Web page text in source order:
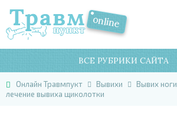
ВСЕ РУБРИКИ САЙТА
Онлайн Травмпукт Вывихи Вывих ноги
лечение вывиха щиколотки